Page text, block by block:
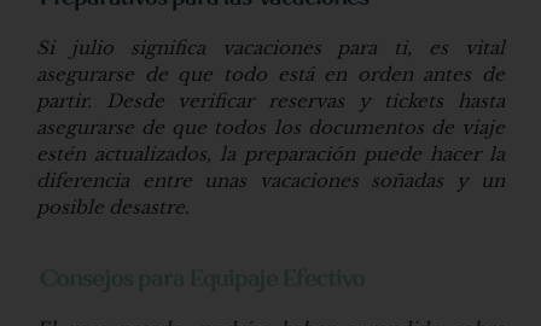
Si julio significa vacaciones para ti, es vital
asegurarse de que todo está en orden antes de
partir. Desde verificar reservas y tickets hasta
asegurarse de que todos los documentos de viaje
estén actualizados, la preparación puede hacer la
diferencia entre unas vacaciones soñadas y un
posible desastre.